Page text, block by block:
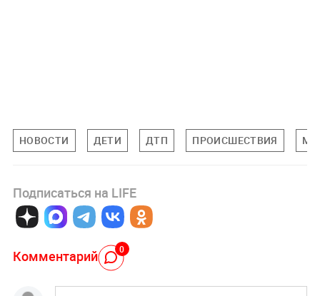
НОВОСТИ ДЕТИ ДТП ПРОИСШЕСТВИЯ
Подписаться на LIFE
Комментарий 0